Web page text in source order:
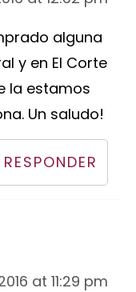
alguna
y en El Corte
la estamos
Un saludo!
RESPONDER
at 11:29 pm